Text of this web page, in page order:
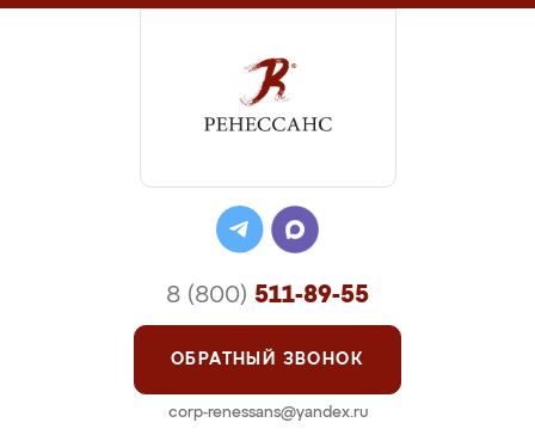
8 (800) 511-89-55
ОБРАТНЫЙ ЗВОНОК
corp-renessans@yandex.ru